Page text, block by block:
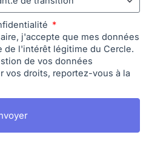
j'accepte que mes données
de l'intérêt légitime du Cercle.
de vos données
vos droits, reportez-vous à la